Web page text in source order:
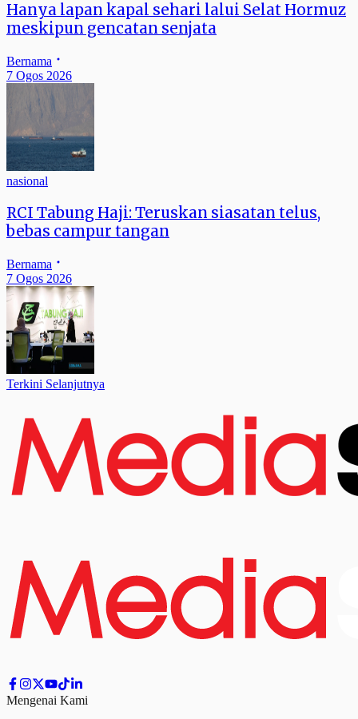
Hanya lapan kapal sehari lalui Selat Hormuz
meskipun gencatan senjata
Bernama
7 Ogos 2026
nasional
RCI Tabung Haji: Teruskan siasatan telus,
bebas campur tangan
Bernama
7 Ogos 2026
Terkini Selanjutnya
Mengenai Kami